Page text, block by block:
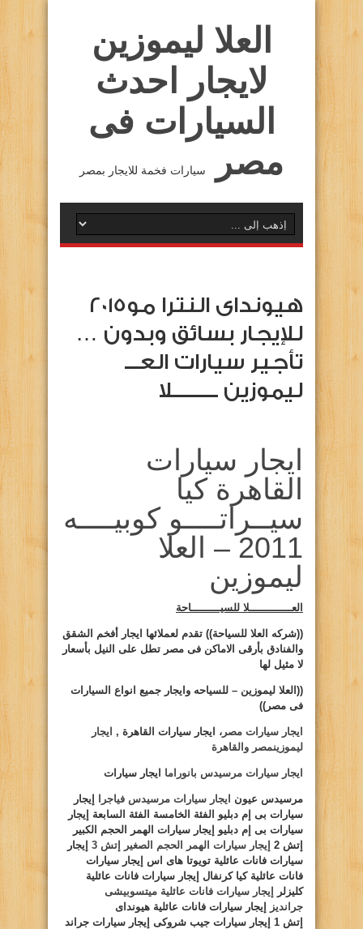
العلا ليموزين
لايجار احدث
السيارات فى
مصر
سيارات فخمة للايجار بمصر
هيونداى النترا مو2015
للإيجار بسائق وبدون …
تأجير سيارات العـــ
ليموزين ـــــــــلا
ايجار سيارات
القاهرة كيا
سيــراتــــو كوبيــــه
2011 – العلا
ليموزين
العـــــــــــــلا للسيـــــــــاحة
((شركه العلا للسياحة)) تقدم لعملائها ايجار أفخم الشقق
والفنادق بأرقى الاماكن فى مصر تطل على النيل بأسعار
لا مثيل لها
(( العلا ليموزين – للسياحه وايجار جميع انواع السيارات
فى مصر))
ايجار سيارات مصر ، ايجار سيارات القاهرة , ايجار
ليموزينمصر والقاهرة
ايجار سيارات مرسيدس بانوراما ايجار سيارات
مرسيدس عيون ايجار سيارات مرسيدس فياجرا
إيجار
سيارات بى إم دبليو الفئة الخامسة الفئة السابعة إيجار
سيارات بى إم دبليو إيجار سيارات الهمر الحجم الكبير
إتش
إيجار سيارات الهمر الحجم الصغير إتش
إيجار
سيارات فانات عائلية تويوتا هاى اس إيجار سيارات
فانات عائلية كيا كرنفال إيجار سيارات فانات عائلية
كليزلر
إيجار سيارات فانات عائلية ميتسوبيشى
جرانديز
إيجار سيارات فانات عائلية هيونداى
إتش
إيجار سيارات جيب شروكى إيجار سيارات جراند